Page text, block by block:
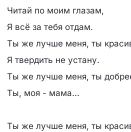
Читай по моим глазам,
Я всё за тебя отдам.
Ты же лучше меня, ты
Я твердить не устану.
Ты же лучше меня, ты
Ты, моя - мама...
Ты же лучше меня, ты